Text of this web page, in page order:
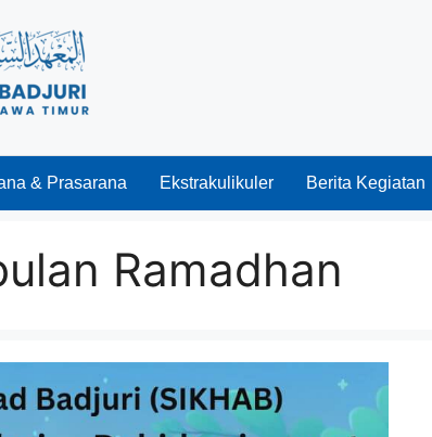
& Prasarana Ekstrakulikuler Berita Kegiatan
Ramadhan